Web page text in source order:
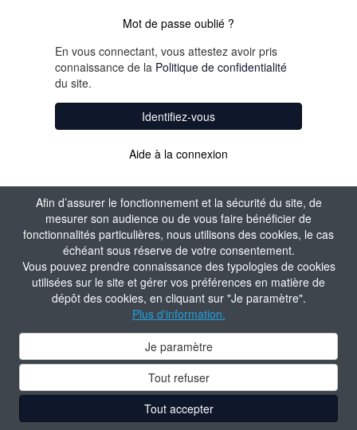
Afin d’assurer le fonctionnement et la sécurité du site, de
mesurer son audience ou de vous faire bénéficier de
fonctionnalités particulières, nous utilisons des cookies, le cas
échéant sous réserve de votre consentement.
Vous pouvez prendre connaissance des typologies de cookies
utilisées sur le site et gérer vos préférences en matière de
dépôt des cookies, en cliquant sur "Je paramètre".
Plus d'information.
Je paramètre
Tout refuser
Tout accepter
Mot de passe oublié ?
En vous connectant, vous attestez avoir pris
connaissance de la Politique de confidentialité
du site.
Identifiez-vous
Aide à la connexion